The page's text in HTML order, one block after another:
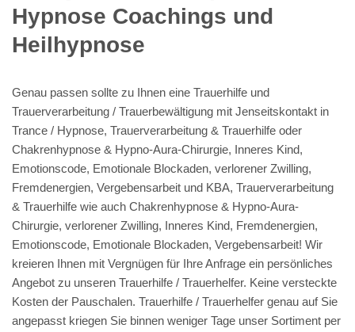
Schon lange haben Sie so ein Trauerhilfe und
Trauerverarbeitung & Trauerhilfe, Trauerverarbeitung /
Trauerbewältigung mit Jenseitskontakt in Trance / Hypnose
verlorener Zwilling, Inneres Kind, Emotionale Blockaden,
Emotionscode, Fremdenergien, Vergebensarbeit gesucht?
Unser Betrieb bietet Ihnen Trauerhilfe / Trauerhelfer, die in allen
Branchen überzeugen. Kommen Sie in unser Unternehmen und
überzeugen Sie sich selbst, wir hochwertig Trauerhilfe,
Chakrenhypnose & Hypno-Aura-Chirurgie, Emotionale
Blockaden, verlorener Zwilling, Inneres Kind, Fremdenergien,
Emotionscode, Vergebensarbeit ebenso wie Trauerverarbeitung
/ Trauerbewältigung mit Jenseitskontakt in Trance / Hypnose,
Trauerverarbeitung & Trauerhilfe gefertigt wird.
Ihre Fachfirma für